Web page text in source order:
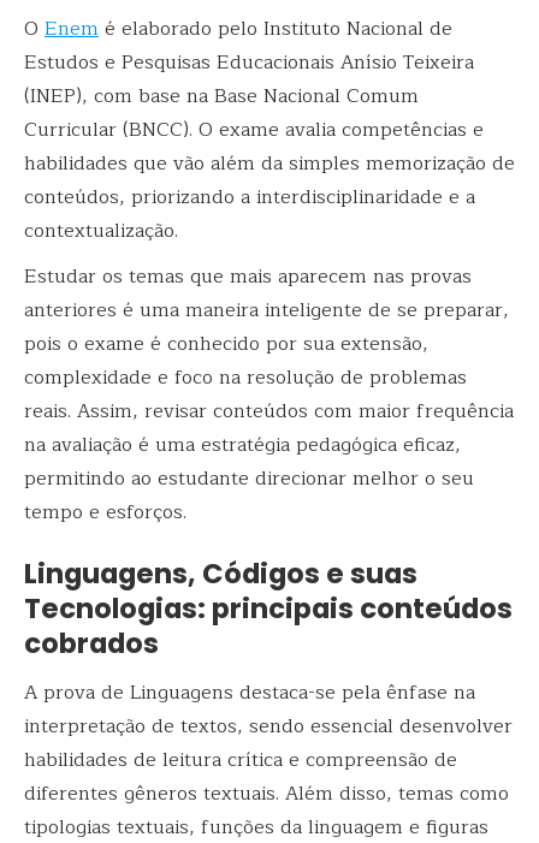
O Enemé elaborado pelo Instituto Nacional de
Estudos e Pesquisas Educacionais Anísio Teixeira
(INEP), com base na Base Nacional Comum
Curricular (BNCC). O exame avalia competências e
habilidades que vão além da simples memorização de
conteúdos, priorizando a interdisciplinaridade e a
contextualização.
Estudar os temas que mais aparecem nas provas
anteriores é uma maneira inteligente de se preparar,
pois o exame é conhecido por sua extensão,
complexidade e foco na resolução de problemas
reais. Assim, revisar conteúdos com maior frequência
na avaliação é uma estratégia pedagógica eficaz,
permitindo ao estudante direcionar melhor o seu
tempo e esforços.
Linguagens, Códigos e suas
Tecnologias: principais conteúdos
cobrados
A prova de Linguagens destaca-se pela ênfase na
interpretação de textos, sendo essencial desenvolver
habilidades de leitura crítica e compreensão de
diferentes gêneros textuais. Além disso, temas como
tipologias textuais, funções da linguagem e figuras